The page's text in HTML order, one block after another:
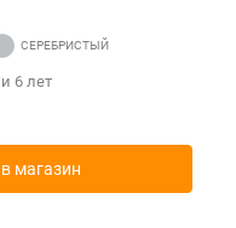
6 лет
магазин